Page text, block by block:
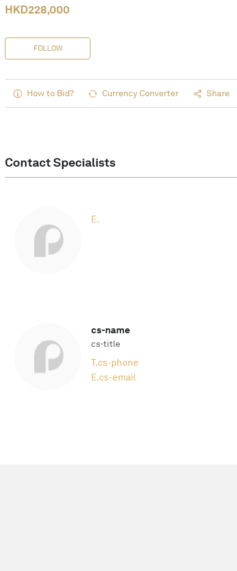
HKD228,000
FOLLOW
How to Bid? Currency Converter Share
Contact Specialists
E.
cs-name
cs-title
T.cs-phone
E.cs-email